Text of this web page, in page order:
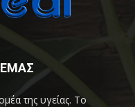
της υγείας. Το